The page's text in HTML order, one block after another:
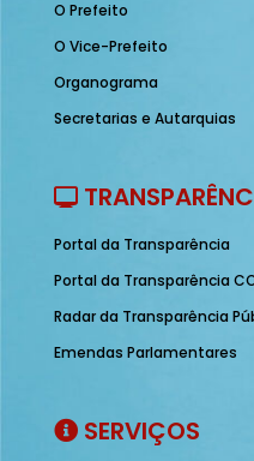
O Prefeito
O Vice-Prefeito
Organograma
Secretarias e Autarquias
Portal da Transparência
Portal da Transparência
Radar da Transparência
Emendas Parlamentares
SERVIÇOS